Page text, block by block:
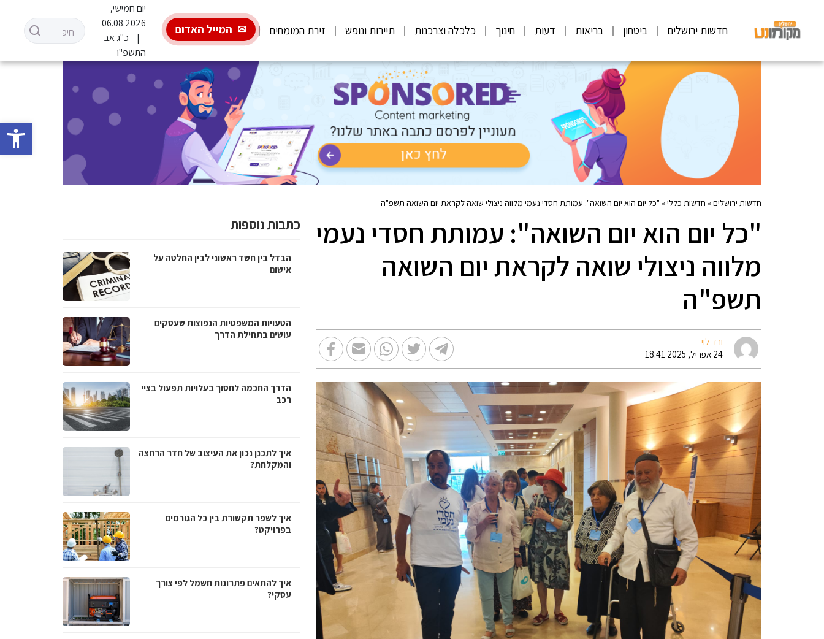
פתח
חדשות ירושלים ביטחון בריאות דעות חינוך כלכלה וצרכנות תיירות ונופש זירת המומחים המייל האדום
יום חמישי,
06.08.2026
כ"ג אב
התשפ"ו
חדשות ירושלים» חדשות כללי» "כל יום הוא יום השואה": עמותת חסדי נעמי מלווה ניצולי שואה לקראת יום השואה תשפ"ה
"כל יום הוא יום השואה": עמותת חסדי נעמי
מלווה ניצולי שואה לקראת יום השואה
תשפ"ה
ורד לוי
24 אפריל, 2025 18:41
כתבות נוספות
הבדל בין חשד ראשוני לבין החלטה על
אישום
הטעויות המשפטיות הנפוצות שעסקים
עושים בתחילת הדרך
הדרך החכמה לחסוך בעלויות תפעול בציי
רכב
איך לתכנן נכון את העיצוב של חדר הרחצה
והמקלחת?
איך לשפר תקשורת בין כל הגורמים
בפרויקט?
איך להתאים פתרונות חשמל לפי צורך
עסקי?